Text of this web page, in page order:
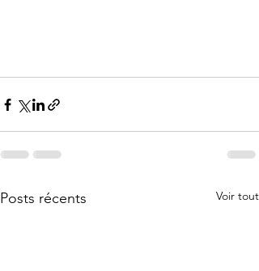
Posts récents Voir tout